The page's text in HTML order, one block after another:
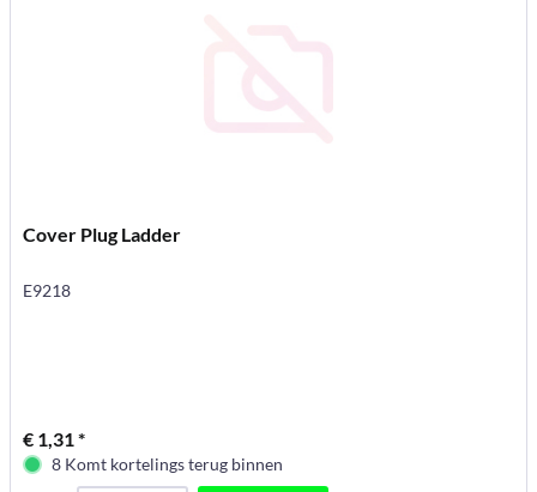
Cover Plug Ladder
E9218
€ 1,31 *
8 Komt kortelings terug binnen